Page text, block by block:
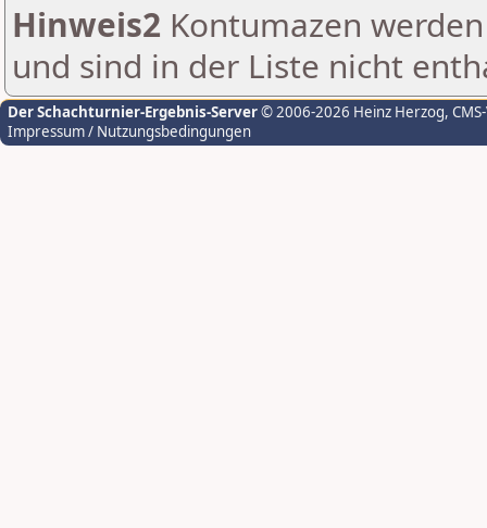
Hinweis2 Kontumazen
und sind in der Liste nicht
Der Schachturnier-Ergebnis-Server© 2006-2026 Heinz Herzog,
Impressum / Nutzungsbedingungen